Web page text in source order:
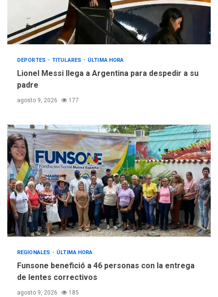
DEPORTES TITULARES ÚLTIMA HORA
Lionel Messi llega a Argentina para despedir a su
padre
agosto 9, 2026 177
REGIONALES ÚLTIMA HORA
Funsone benefició a 46 personas con la entrega
de lentes correctivos
agosto 9, 2026 185